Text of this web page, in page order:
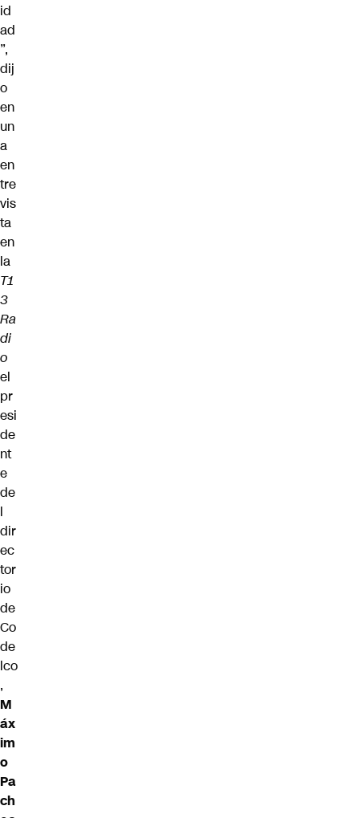
id
ad
”,
dij
o
en
un
a
en
tre
vis
ta
en
la
T1
3
Ra
di
o
el
pr
esi
de
nt
e
de
l
dir
ec
tor
io
de
Co
de
lco
,
M
áx
im
o
Pa
ch